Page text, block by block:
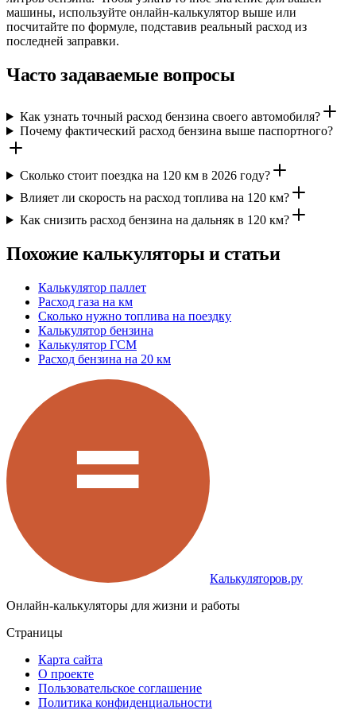
машины, используйте онлайн-калькулятор выше или
посчитайте по формуле, подставив реальный расход из
последней заправки.
Часто задаваемые вопросы
Как узнать точный расход бензина своего автомобиля?
Почему фактический расход бензина выше паспортного?
Сколько стоит поездка на 120 км в 2026 году?
Влияет ли скорость на расход топлива на 120 км?
Как снизить расход бензина на дальняк в 120 км?
Похожие калькуляторы и статьи
Калькулятор паллет
Расход газа на км
Сколько нужно топлива на поездку
Калькулятор бензина
Калькулятор ГСМ
Расход бензина на 20 км
Калькуляторов.ру
Онлайн-калькуляторы для жизни и работы
Страницы
Карта сайта
О проекте
Пользовательское соглашение
Политика конфиденциальности